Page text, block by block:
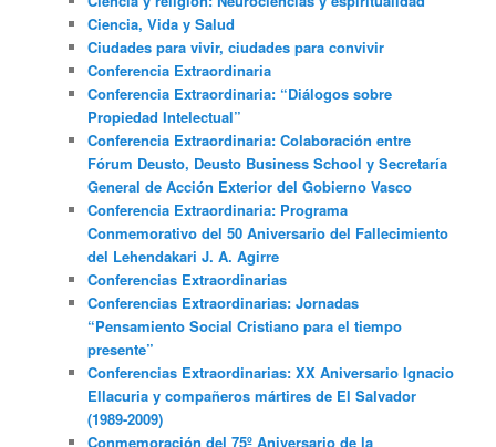
Ciencia, Vida y Salud
Ciudades para vivir, ciudades para convivir
Conferencia Extraordinaria
Conferencia Extraordinaria: “Diálogos sobre
Propiedad Intelectual”
Conferencia Extraordinaria: Colaboración entre
Fórum Deusto, Deusto Business School y Secretaría
General de Acción Exterior del Gobierno Vasco
Conferencia Extraordinaria: Programa
Conmemorativo del 50 Aniversario del Fallecimiento
del Lehendakari J. A. Agirre
Conferencias Extraordinarias
Conferencias Extraordinarias: Jornadas
“Pensamiento Social Cristiano para el tiempo
presente”
Conferencias Extraordinarias: XX Aniversario Ignacio
Ellacuria y compañeros mártires de El Salvador
(1989-2009)
Conmemoración del 75º Aniversario de la